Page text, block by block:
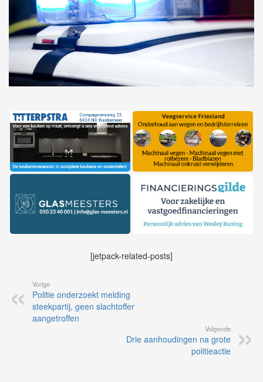
[jetpack-related-posts]
Vorige
Politie onderzoekt melding
steekpartij, geen slachtoffer
aangetroffen
Volgende
Drie aanhoudingen na grote
politieactie